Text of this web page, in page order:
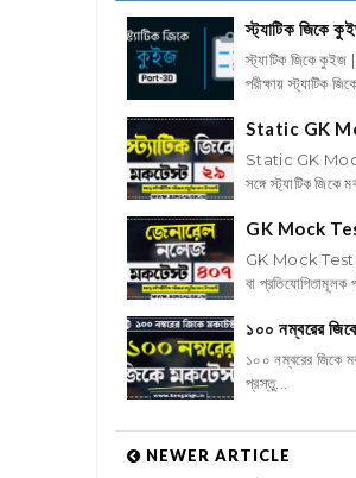
স্ট্যাটিক
স্ট্যাটিক জিকে
পরীক্ষায় স্ট্যাটিক
Static GK
Static GK
সঙ্গে স্ট্যাটিক
GK Mock
GK Mock Test
বা প্রতিযোগিতামূলক
১০০ নম্বরের
১০০ নম্বরের জিকে
প্রস্তু...
NEWER ARTICLE